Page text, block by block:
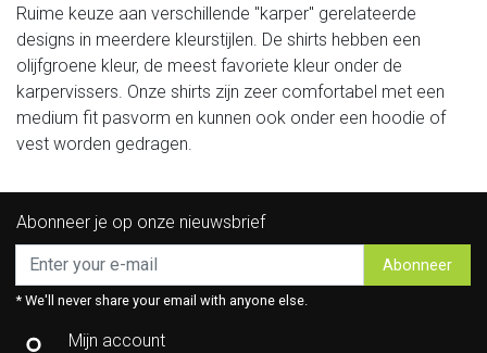
Ruime keuze aan verschillende "karper" gerelateerde
designs in meerdere kleurstijlen. De shirts hebben een
olijfgroene kleur, de meest favoriete kleur onder de
karpervissers. Onze shirts zijn zeer comfortabel met een
medium fit pasvorm en kunnen ook onder een hoodie of
vest worden gedragen.
Abonneer je op onze nieuwsbrief
Abonneer
* We'll never share your email with anyone else.
Mijn account